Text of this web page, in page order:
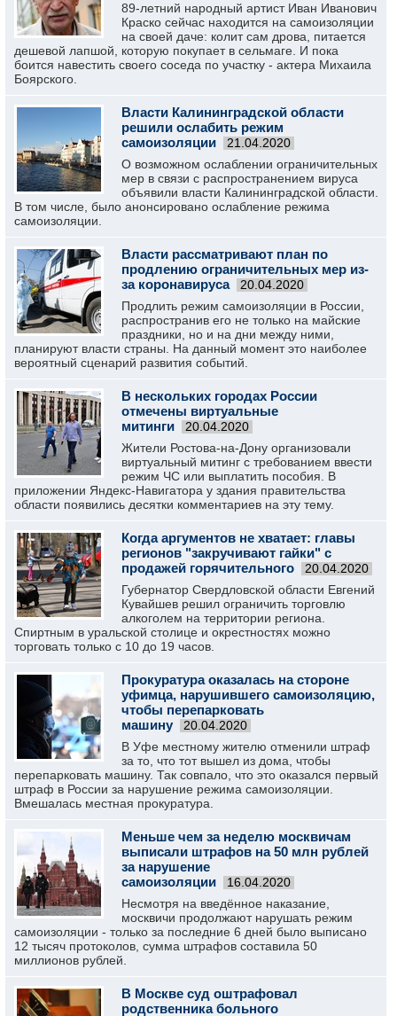
89-летний народный артист Иван Иванович
Краско сейчас находится на самоизоляции
на своей даче: колит сам дрова, питается
дешевой лапшой, которую покупает в сельмаге. И пока
боится навестить своего соседа по участку - актера Михаила
Боярского.
Власти Калининградской области
решили ослабить режим
самоизоляции
21.04.2020
О возможном ослаблении ограничительных
мер в связи с распространением вируса
объявили власти Калининградской области.
В том числе, было анонсировано ослабление режима
самоизоляции.
Власти рассматривают план по
продлению ограничительных мер из-
за коронавируса
20.04.2020
Продлить режим самоизоляции в России,
распространив его не только на майские
праздники, но и на дни между ними,
планируют власти страны. На данный момент это наиболее
вероятный сценарий развития событий.
В нескольких городах России
отмечены виртуальные
митинги
20.04.2020
Жители Ростова-на-Дону организовали
виртуальный митинг с требованием ввести
режим ЧС или выплатить пособия. В
приложении Яндекс-Навигатора у здания правительства
области появились десятки комментариев на эту тему.
Когда аргументов не хватает: главы
регионов "закручивают гайки" с
продажей горячительного
20.04.2020
Губернатор Свердловской области Евгений
Кувайшев решил ограничить торговлю
алкоголем на территории региона.
Спиртным в уральской столице и окрестностях можно
торговать только с 10 до 19 часов.
Прокуратура оказалась на стороне
уфимца, нарушившего самоизоляцию,
чтобы перепарковать
машину
20.04.2020
В Уфе местному жителю отменили штраф
за то, что тот вышел из дома, чтобы
перепарковать машину. Так совпало, что это оказался первый
штраф в России за нарушение режима самоизоляции.
Вмешалась местная прокуратура.
Меньше чем за неделю москвичам
выписали штрафов на 50 млн рублей
за нарушение
самоизоляции
16.04.2020
Несмотря на введённое наказание,
москвичи продолжают нарушать режим
самоизоляции - только за последние 6 дней было выписано
12 тысяч протоколов, сумма штрафов составила 50
миллионов рублей.
В Москве суд оштрафовал
родственника больного